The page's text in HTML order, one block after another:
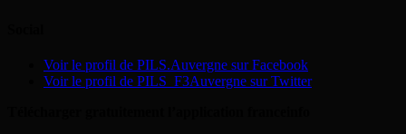
Voir le profil de PILS.Auvergne sur Facebook
Voir le profil de PILS_F3Auvergne sur Twitter